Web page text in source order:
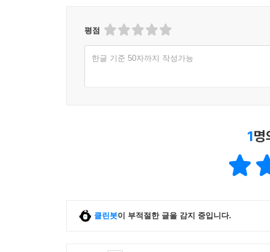
10) Workbook
_ 단어 스펠링 학습, 문장 구성 연습, 본책의
_ 딕테이션 코너를 추가하여 영어의 4 Skills를 다
평점
한글 기준 50자까지 작성가능
1명
클린봇이 부적절한 글을 감지 중입니다.